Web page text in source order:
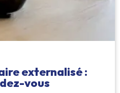
externalisé :
vous